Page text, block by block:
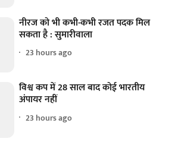
नीरज को भी कभी-कभी रजत पदक मिल
सकता है : सुमारीवाला
23 hours ago
विश्व कप में 28 साल बाद कोई भारतीय
अंपायर नहीं
23 hours ago